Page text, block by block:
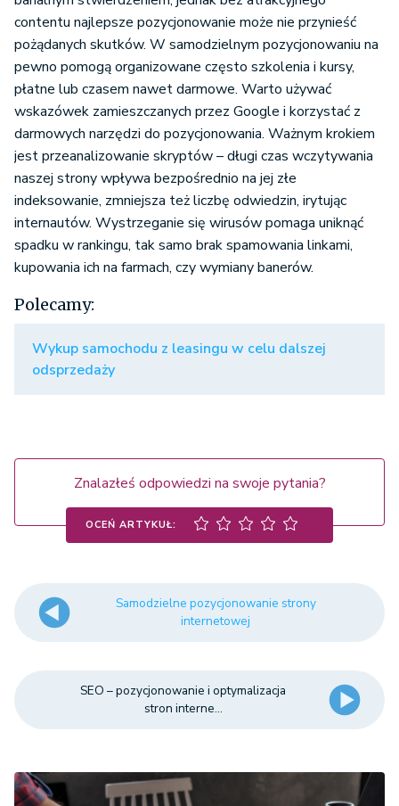
contentu najlepsze pozycjonowanie może nie przynieść
pożądanych skutków. W samodzielnym pozycjonowaniu na
pewno pomogą organizowane często szkolenia i kursy,
płatne lub czasem nawet darmowe. Warto używać
wskazówek zamieszczanych przez Google i korzystać z
darmowych narzędzi do pozycjonowania. Ważnym krokiem
jest przeanalizowanie skryptów – długi czas wczytywania
naszej strony wpływa bezpośrednio na jej złe
indeksowanie, zmniejsza też liczbę odwiedzin, irytując
internautów. Wystrzeganie się wirusów pomaga uniknąć
spadku w rankingu, tak samo brak spamowania linkami,
kupowania ich na farmach, czy wymiany banerów.
Polecamy:
Wykup samochodu z leasingu w celu dalszej
odsprzedaży
Znalazłeś odpowiedzi na swoje pytania?
OCEŃ ARTYKUŁ:
Samodzielne pozycjonowanie strony
internetowej
SEO – pozycjonowanie i optymalizacja
stron interne...